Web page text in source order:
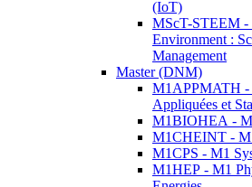
(IoT)
MScT-STEEM -
Environment :
Management
Master (DNM)
M1APPMATH -
Appliquées et
M1BIOHEA -
M1CHEINT -
M1CPS - M1
M1HEP - M1